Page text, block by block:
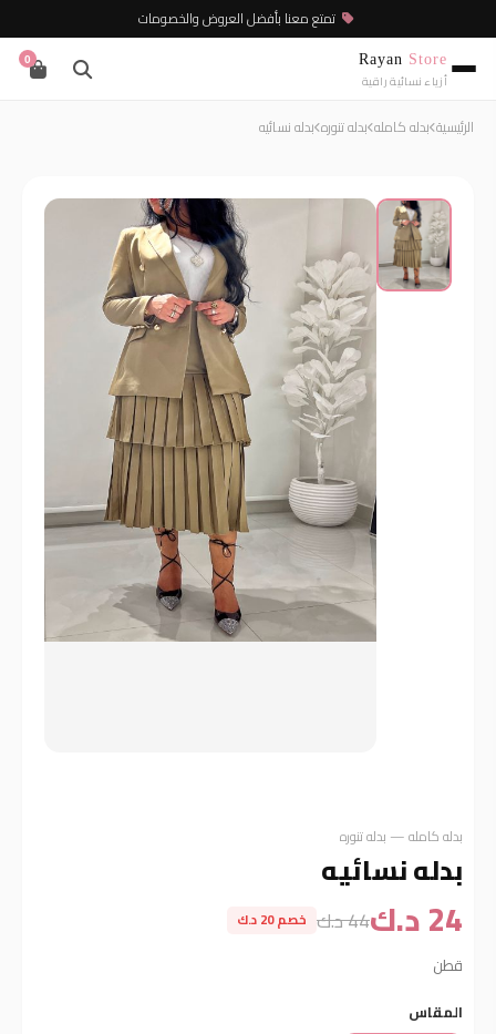
تمتع معنا بأفضل العروض والخصومات
Rayan Store
أزياء نسائية راقية
0
الرئيسية بدله كامله بدله تنوره بدله نسائيه
بدله كامله — بدله تنوره
بدله نسائيه
24 د.ك 44 د.ك خصم 20 د.ك
قطن
المقاس